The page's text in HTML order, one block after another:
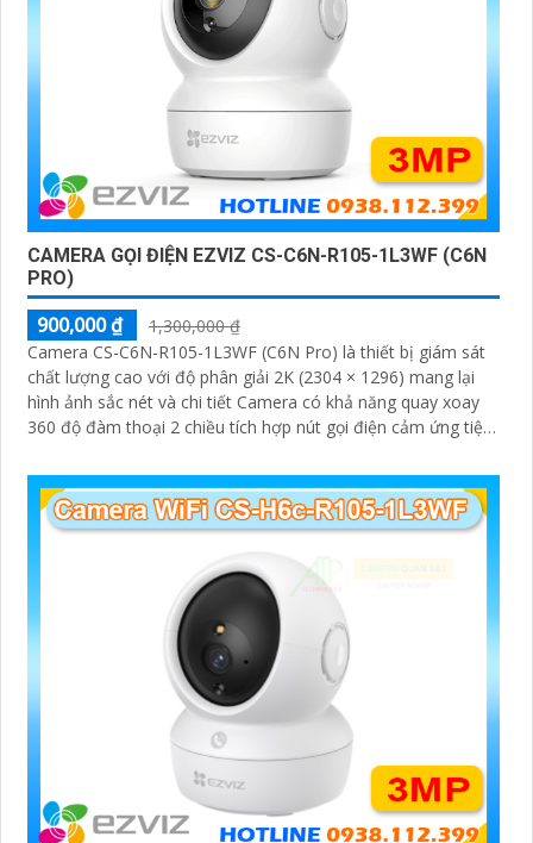
CAMERA GỌI ĐIỆN EZVIZ CS-C6N-R105-1L3WF (C6N
PRO)
900,000 ₫
1,300,000 ₫
Camera CS-C6N-R105-1L3WF (C6N Pro) là thiết bị giám sát
chất lượng cao với độ phân giải 2K (2304 × 1296) mang lại
hình ảnh sắc nét và chi tiết Camera có khả năng quay xoay
360 độ đàm thoại 2 chiều tích hợp nút gọi điện cảm ứng tiện
được trang bị công nghệ phát hiện chuyển động thông minh
tăng cường an ninh cho không gian của bạn. Loại Camera
quan sát Wifi Không Dây CS-C6N-R105-1L3WF 3